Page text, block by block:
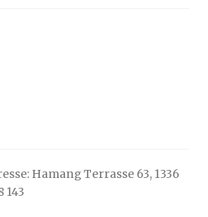
Hamang Terrasse 63, 1336
143